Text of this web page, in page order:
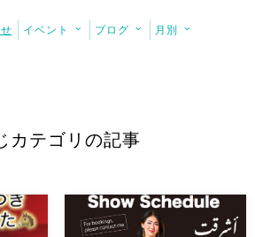
イベント ブログ 月別
カテゴリの記事